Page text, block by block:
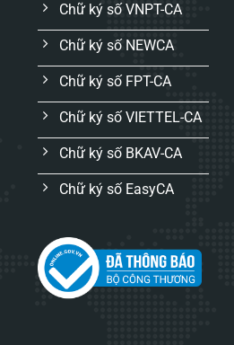
Chữ ký số VNPT-CA
Chữ ký số NEWCA
Chữ ký số FPT-CA
Chữ ký số VIETTEL-CA
Chữ ký số BKAV-CA
Chữ ký số EasyCA